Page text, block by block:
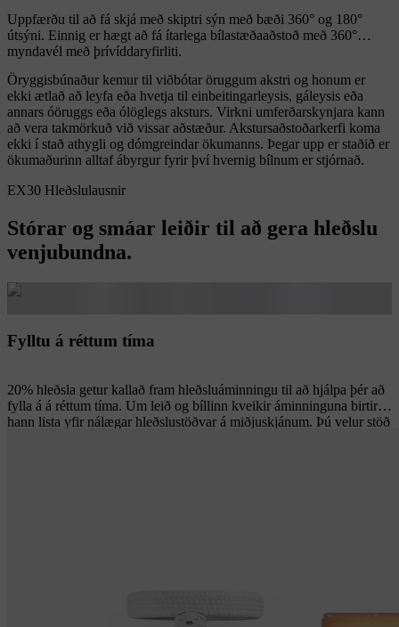
Uppfærðu til að fá skjá með skiptri sýn með bæði 360° og 180°
útsýni. Einnig er hægt að fá ítarlega bílastæðaaðstoð með 360°
myndavél með þrívíddaryfirliti.
Öryggisbúnaður kemur til viðbótar öruggum akstri og honum er
ekki ætlað að leyfa eða hvetja til einbeitingarleysis, gáleysis eða
annars óöruggs eða ólöglegs aksturs. Virkni umferðarskynjara kann
að vera takmörkuð við vissar aðstæður. Akstursaðstoðarkerfi koma
ekki í stað athygli og dómgreindar ökumanns. Þegar upp er staðið er
ökumaðurinn alltaf ábyrgur fyrir því hvernig bílnum er stjórnað.
EX30 Hleðslulausnir
Stórar og smáar leiðir til að gera hleðslu
venjubundna.
Fylltu á réttum tíma
20% hleðsla getur kallað fram hleðsluáminningu til að hjálpa þér að
fylla á á réttum tíma. Um leið og bíllinn kveikir áminninguna birtir
hann lista yfir nálægar hleðslustöðvar á miðjuskjánum. Þú velur stöð